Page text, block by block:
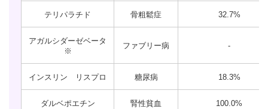
テリパラチド 骨粗鬆症 32.7%
アガルシダーゼベータ
※
ファブリー病 -
インスリン リスプロ 糖尿病 18.3%
ダルベポエチン 腎性貧血 100.0%